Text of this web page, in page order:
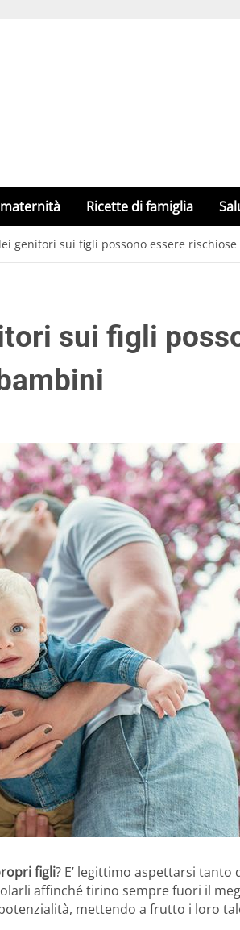
Ricette di famiglia
genitori sui figli possono essere
sui figli
figli? E’ legittimo aspettarsi tanto
affinché tirino sempre fuori il
mettendo a frutto i loro